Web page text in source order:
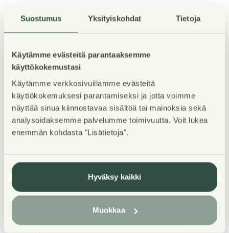
Suostumus Yksityiskohdat Tietoja
Käytämme evästeitä parantaaksemme
käyttökokemustasi
Käytämme verkkosivuillamme evästeitä
käyttökokemuksesi parantamiseksi ja jotta voimme
näyttää sinua kiinnostavaa sisältöä tai mainoksia sekä
analysoidaksemme palvelumme toimivuutta. Voit lukea
enemmän kohdasta "Lisätietoja".
Hyväksy kaikki
Muokkaa
Kohteen esittely
TERVETULOA ESITTELYYN MAANANTAINA 3.8.2026
KLO 18-19.30! Esittelyssä pääset katsomaan kaikkia
vapaana olevia asuntoja, voit ilmoittaa etukäteen
saapumisestasi: karita.koppinen@asuntosaatio.fi
WELCOME TO THE VIEWING ON MONDAY 3.8.2026
FROM 18:00 TO 19:30! At the viewing, you will have
you can notify your arrival in advance:
karita.koppinen@asuntosaatio.fi
04/2026 valmistunut Finnoonkartanonkatu 17
sijaitsee aivan Finnoon lintualtaita vastapäätä.